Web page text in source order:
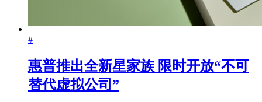
#
惠普推出全新星家族 限时开放“不可
替代虚拟公司”